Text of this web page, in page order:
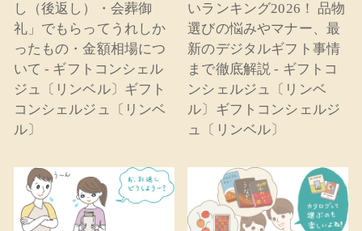
し（後返し）・会葬御
礼」でもらってうれしか
ったもの・金額相場につ
いて - ギフトコンシェル
ジュ〔リンベル〕ギフト
コンシェルジュ〔リンベ
ル〕
いランキング2026！ 品物
選びの悩みやマナー、最
新のデジタルギフト事情
まで徹底解説 - ギフトコ
ンシェルジュ〔リンベ
ル〕ギフトコンシェルジ
ュ〔リンベル〕